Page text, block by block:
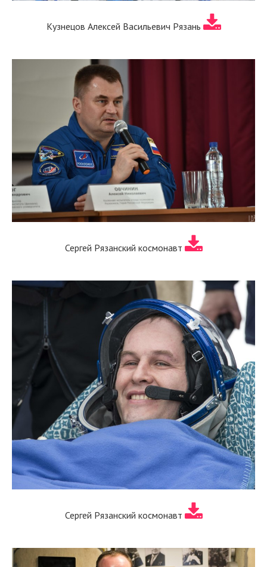
Кузнецов Алексей Васильевич Рязань
Сергей Рязанский космонавт
Сергей Рязанский космонавт